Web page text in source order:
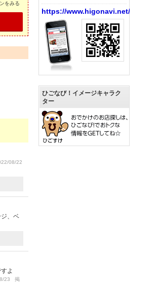
をみる
08/22
、ベ
よ
23 掲
https://www.higonavi.net/
ひごなび！イメージキャラク
ター